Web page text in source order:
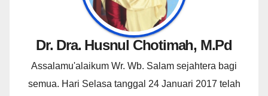
Dr. Dra. Husnul Chotimah, M.Pd
Assalamu'alaikum Wr. Wb. Salam sejahtera bagi
semua. Hari Selasa tanggal 24 Januari 2017 telah